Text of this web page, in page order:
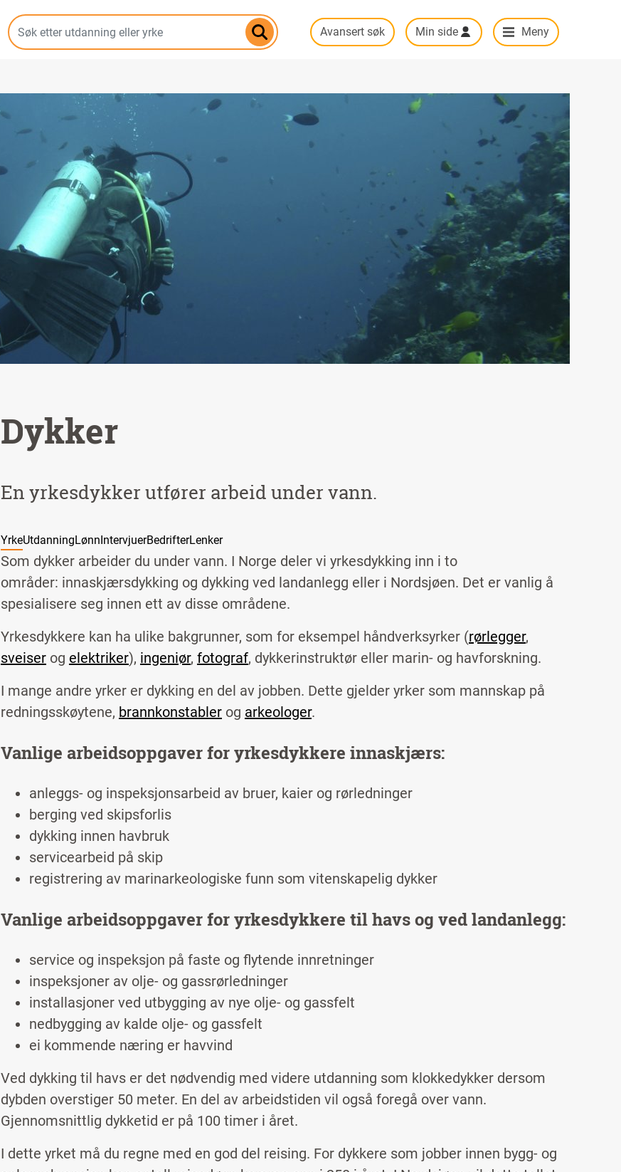
hovedinnhold
Avansert søk Min side Meny
Dykker
En yrkesdykker utfører arbeid under vann.
YrkeUtdanningLønnIntervjuerBedrifterLenker
Som dykker arbeider du under vann. I Norge deler vi yrkesdykking inn i to
områder: innaskjærsdykking og dykking ved landanlegg eller i Nordsjøen. Det er vanlig å
spesialisere seg innen ett av disse områdene.
Yrkesdykkere kan ha ulike bakgrunner, som for eksempel håndverksyrker (rørlegger,
sveiserog elektriker), ingeniør, fotograf, dykkerinstruktør eller marin- og havforskning.
I mange andre yrker er dykking en del av jobben. Dette gjelder yrker som mannskap på
redningsskøytene, brannkonstablerog arkeologer.
Vanlige arbeidsoppgaver for yrkesdykkere innaskjærs:
anleggs- og inspeksjonsarbeid av bruer, kaier og rørledninger
berging ved skipsforlis
dykking innen havbruk
servicearbeid på skip
registrering av marinarkeologiske funn som vitenskapelig dykker
Vanlige arbeidsoppgaver for yrkesdykkere til havs og ved landanlegg:
service og inspeksjon på faste og flytende innretninger
inspeksjoner av olje- og gassrørledninger
installasjoner ved utbygging av nye olje- og gassfelt
nedbygging av kalde olje- og gassfelt
ei kommende næring er havvind
Ved dykking til havs er det nødvendig med videre utdanning som klokkedykker dersom
dybden overstiger 50 meter. En del av arbeidstiden vil også foregå over vann.
Gjennomsnittlig dykketid er på 100 timer i året.
I dette yrket må du regne med en god del reising. For dykkere som jobber innen bygg- og